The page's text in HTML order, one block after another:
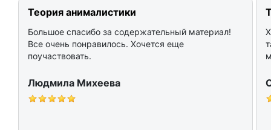
Теория анималистики
Большое спасибо за содержательный материал!
Все очень понравилось. Хочется еще
поучаствовать.
Людмила Михеева